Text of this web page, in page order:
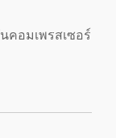
คอมเพรสเซอร์